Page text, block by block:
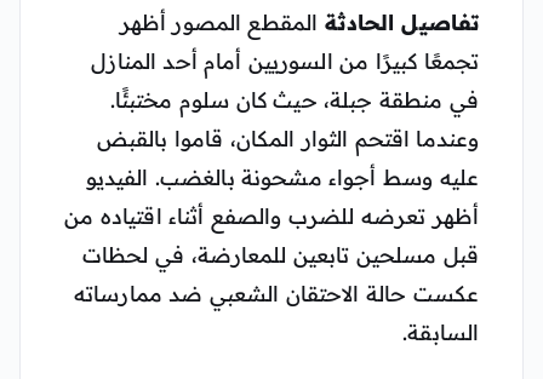
تفاصيل الحادثة المقطع المصور أظهر
تجمعًا كبيرًا من السوريين أمام أحد المنازل
في منطقة جبلة، حيث كان سلوم مختبئًا.
وعندما اقتحم الثوار المكان، قاموا بالقبض
عليه وسط أجواء مشحونة بالغضب. الفيديو
أظهر تعرضه للضرب والصفع أثناء اقتياده من
قبل مسلحين تابعين للمعارضة، في لحظات
عكست حالة الاحتقان الشعبي ضد ممارساته
السابقة.